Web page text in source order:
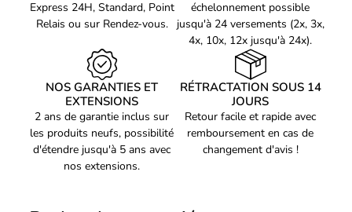
image sans déchirures, même dans les scènes les plus rapides et
les plus intenses. Plongez au cœur de vos jeux avec une qualité
d'image exceptionnelle.
Taille visualisable
horizontale
59,7 cm
Taille visualisable
Fréquence numérique
horizontale
54 - 203,7 kHz
Fréquence de balayage
vertical
48 - 180 Hz
Diagonale d'écran (cm)
69 cm
Express 24H, Standard, Point
Relais ou sur Rendez-vous.
échelonnement possible
jusqu'à 24 versements (2x, 3x,
4x, 10x, 12x jusqu'à 24x).
NOS GARANTIES ET
EXTENSIONS
2 ans de garantie inclus sur
les produits neufs, possibilité
d'étendre jusqu'à 5 ans avec
nos extensions.
RÉTRACTATION SOUS 14
JOURS
Retour facile et rapide avec
remboursement en cas de
changement d'avis !